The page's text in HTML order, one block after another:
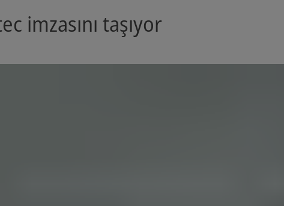
imzasını taşıyor